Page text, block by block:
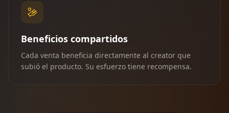
Beneficios compartidos
Cada venta beneficia directamente al creator que
subió el producto. Su esfuerzo tiene recompensa.